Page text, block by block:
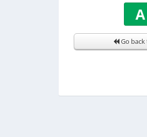
A
Go